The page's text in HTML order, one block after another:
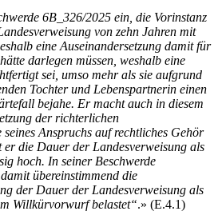
6B_326/2025 ein, die Vorinstanz
von zehn Jahren mit
eine Auseinandersetzung damit für
darlegen müssen, weshalb eine
sei, umso mehr als sie aufgrund
Tochter und Lebenspartnerin einen
bejahe. Er macht auch in diesem
der richterlichen
Anspruchs auf rechtliches Gehör
er die Dauer der Landesverweisung als
hoch. In seiner Beschwerde
übereinstimmend die
der Dauer der Landesverweisung als
Willkürvorwurf belastet“.» (E.4.1)